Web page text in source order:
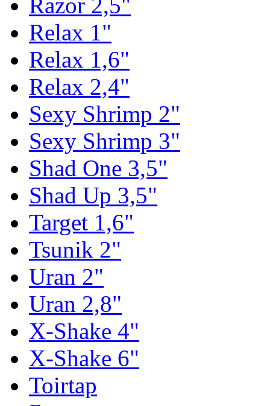
Razor 2,5"
Relax 1"
Relax 1,6"
Relax 2,4"
Sexy Shrimp 2"
Sexy Shrimp 3"
Shad One 3,5"
Shad Up 3,5"
Target 1,6"
Tsunik 2"
Uran 2"
Uran 2,8"
X-Shake 4"
X-Shake 6"
Toirtap